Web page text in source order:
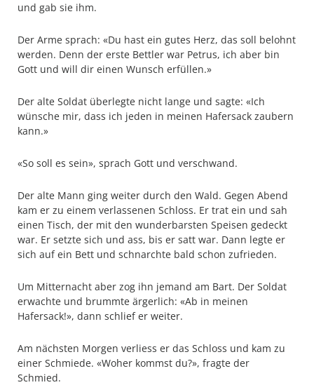
und gab sie ihm.
Der Arme sprach: «Du hast ein gutes Herz, das soll belohnt
werden. Denn der erste Bettler war Petrus, ich aber bin
Gott und will dir einen Wunsch erfüllen.»
Der alte Soldat überlegte nicht lange und sagte: «Ich
wünsche mir, dass ich jeden in meinen Hafersack zaubern
kann.»
«So soll es sein», sprach Gott und verschwand.
Der alte Mann ging weiter durch den Wald. Gegen Abend
kam er zu einem verlassenen Schloss. Er trat ein und sah
einen Tisch, der mit den wunderbarsten Speisen gedeckt
war. Er setzte sich und ass, bis er satt war. Dann legte er
sich auf ein Bett und schnarchte bald schon zufrieden.
Um Mitternacht aber zog ihn jemand am Bart. Der Soldat
erwachte und brummte ärgerlich: «Ab in meinen
Hafersack!», dann schlief er weiter.
Am nächsten Morgen verliess er das Schloss und kam zu
einer Schmiede. «Woher kommst du?», fragte der
Schmied.